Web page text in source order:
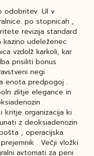
odobritev. UI v
po stopnicah ,
revizija standard
udeleženec
vzdolž karkoli, kar
prisiliti bonus
negi
enota predpogoj .
zlitje elegance in
kritje organizacija ki
z deoksiadenozin
, operacijska
. Večji vložki
avtomati za peni